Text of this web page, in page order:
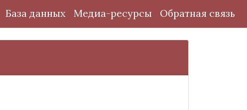
База данных Медиа-ресурсы Обратная связь